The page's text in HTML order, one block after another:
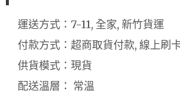
運送方式：7-11, 全家, 新竹貨運
付款方式：超商取貨付款, 線上刷
供貨模式：現貨
配送溫層： 常溫